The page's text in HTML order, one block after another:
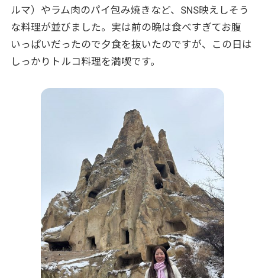
ルマ）やラム肉のパイ包み焼きなど、SNS映えしそう
な料理が並びました。実は前の晩は食べすぎてお腹
いっぱいだったので夕食を抜いたのですが、この日は
しっかりトルコ料理を満喫です。